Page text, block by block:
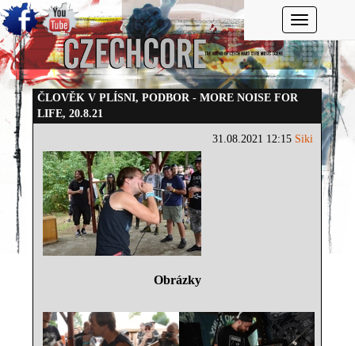
Toggle
ČLOVĚK V PLÍSNI, PODBOR - MORE NOISE FOR
LIFE, 20.8.21
31.08.2021 12:15 Siki
Obrázky